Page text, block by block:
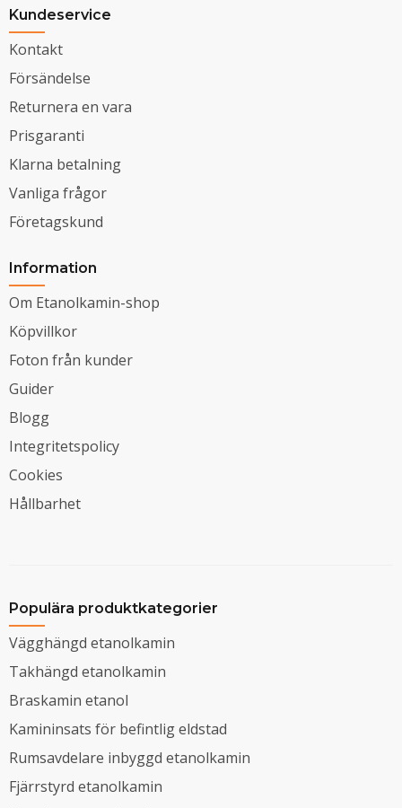
Kundeservice
Kontakt
Försändelse
Returnera en vara
Prisgaranti
Klarna betalning
Vanliga frågor
Företagskund
Information
Om Etanolkamin-shop
Köpvillkor
Foton från kunder
Guider
Blogg
Integritetspolicy
Cookies
Hållbarhet
Populära produktkategorier
Vägghängd etanolkamin
Takhängd etanolkamin
Braskamin etanol
Kamininsats för befintlig eldstad
Rumsavdelare inbyggd etanolkamin
Fjärrstyrd etanolkamin